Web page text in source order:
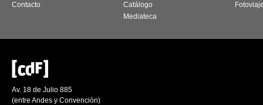
Contacto
Catálogo
Mediateca
Av. 18 de Julio 885
(entre Andes y Convención)